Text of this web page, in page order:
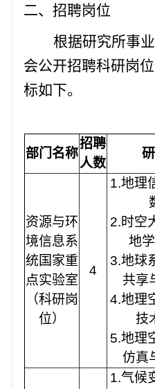
二、招聘岗位
根据研究所事
会公开招聘科研岗
标如下。
部门名称
招聘
人数
资源与环
境信息系
统国家重
点实验室
（科研岗
位）
4
1.地理
2.时空
地
3.地球
共享
4.地理
技
5.地理
仿真
1.气候